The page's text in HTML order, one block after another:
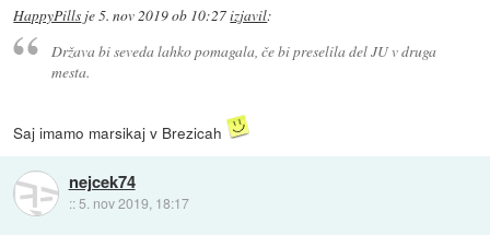
HappyPills je5. nov 2019 ob 10:27izjavil:
Država bi seveda lahko pomagala, če bi preselila del JU v druga
mesta.
Saj imamo marsikaj v Brezicah
nejcek74
:: 5. nov 2019, 18:17